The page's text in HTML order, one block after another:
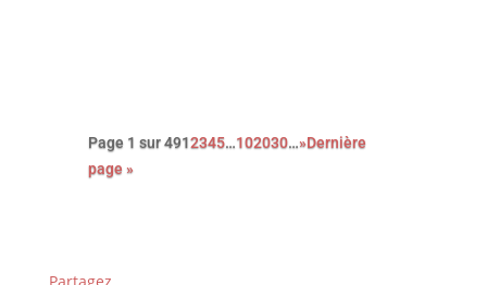
Page 1 sur 4912345…102030…»Dernière
page »